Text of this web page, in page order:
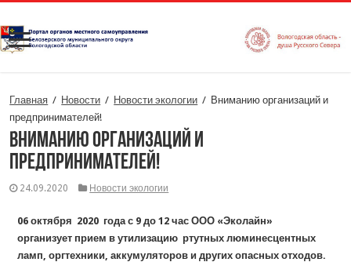
Главная / Новости / Новости экологии / Вниманию организаций и
предпринимателей!
Вниманию организаций и
предпринимателей!
24.09.2020 Новости экологии
06 октября 2020 года с 9 до 12 часООО «Эколайн»
организует прием в утилизацию ртутных люминесцентных
ламп, оргтехники, аккумуляторов и других опасных отходов.